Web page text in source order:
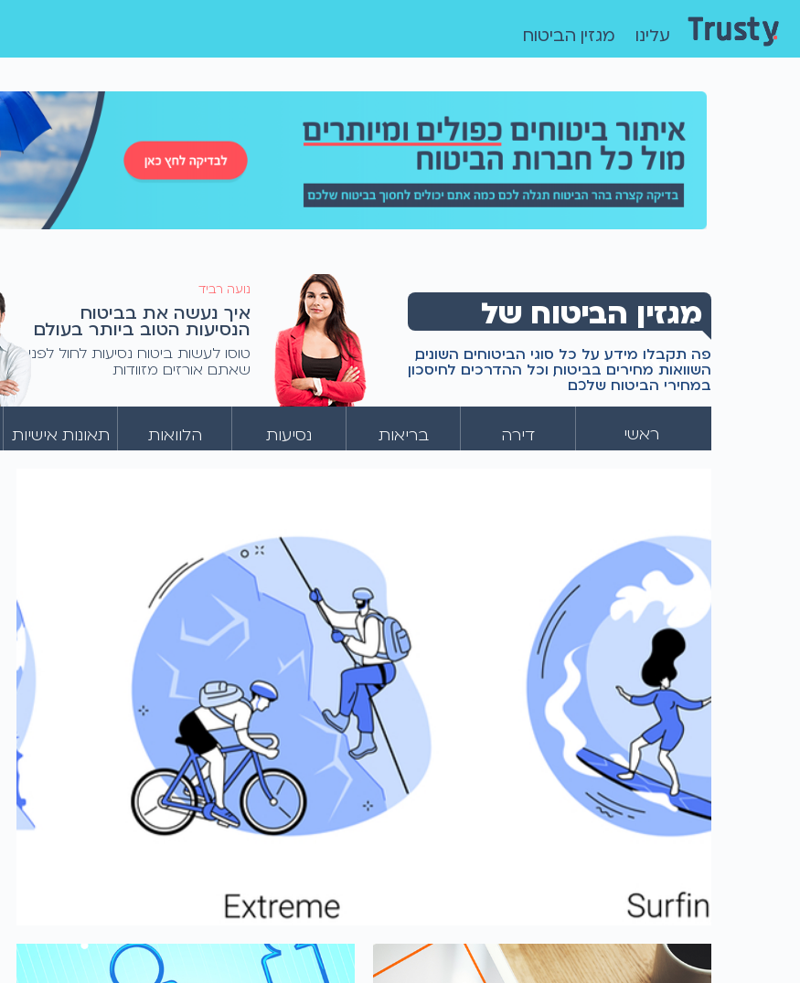
עלינו מגזין הביטוח
מגזין הביטוח של
טראסטי
פה תקבלו מידע על כל סוגי הביטוחים השונים,
השוואות מחירים בביטוח, וכל ההדרכים לחיסכון
במחירי הביטוח שלכם
נועה רביד
איך נעשה את בביטוח
הנסיעות הטוב ביותר בעולם
טוסו לעשות ביטוח נסיעות לחול לפני
שאתם אורזים מזוודות
ראשי דירה בריאות נסיעות הלוואות תאונות אישיות